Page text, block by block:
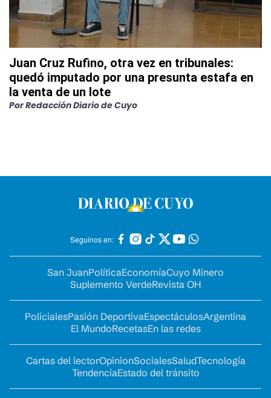
Juan Cruz Rufino, otra vez en tribunales:
quedó imputado por una presunta estafa en
la venta de un lote
PorRedacción Diario de Cuyo
Seguinos en:
San JuanPolíticaEconomíaCuyo Minero
Suplemento VerdeRevista OH
PolicialesPasión DeportivaEspectáculosArgentina
El MundoRecetasEn las redes
Cartas del lectorOpinionSocialesSaludTecnología
TendenciaEstado del tránsito